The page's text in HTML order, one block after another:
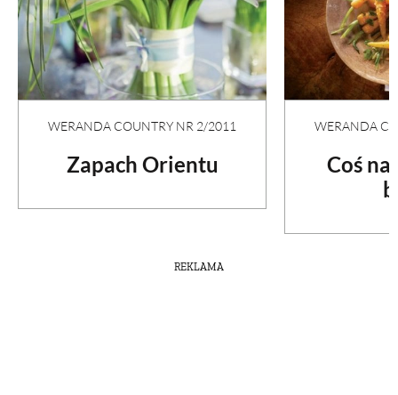
WERANDA COUNTRY NR 2/2011
Zapach Orientu
WERANDA
Coś
REKLAMA